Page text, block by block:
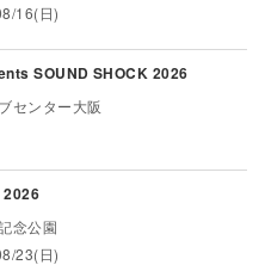
16(日)
SOUND SHOCK 2026
センター大阪
2026
念公園
23(日)